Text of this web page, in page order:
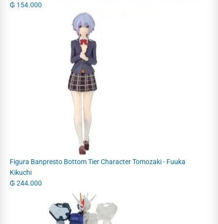
₲ 154.000
Figura Banpresto Bottom Tier Character Tomozaki - Fuuka
Kikuchi
₲ 244.000